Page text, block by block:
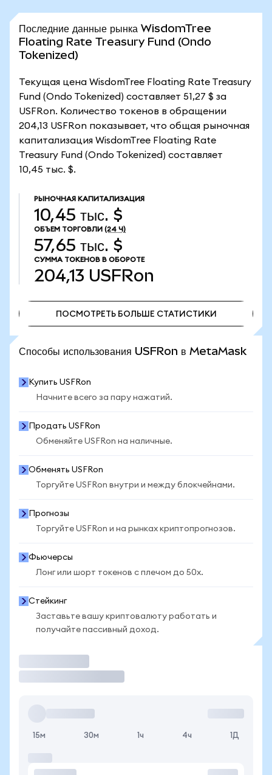
Последние данные рынка WisdomTree
Floating Rate Treasury Fund (Ondo
Tokenized)
Текущая цена WisdomTree Floating Rate Treasury
Fund (Ondo Tokenized) составляет 51,27 $ за
USFRon. Количество токенов в обращении
204,13 USFRon показывает, что общая рыночная
капитализация WisdomTree Floating Rate
Treasury Fund (Ondo Tokenized) составляет
10,45 тыс. $.
РЫНОЧНАЯ КАПИТАЛИЗАЦИЯ
10,45 тыс. $
ОБЪЕМ ТОРГОВЛИ (24 Ч)
57,65 тыс. $
СУММА ТОКЕНОВ В ОБОРОТЕ
204,13 USFRon
ПОСМОТРЕТЬ БОЛЬШЕ СТАТИСТИКИ
Способы использования USFRon в MetaMask
Купить USFRon
Начните всего за пару нажатий.
Продать USFRon
Обменяйте USFRon на наличные.
Обменять USFRon
Торгуйте USFRon внутри и между блокчейнами.
Прогнозы
Торгуйте USFRon и на рынках криптопрогнозов.
Фьючерсы
Лонг или шорт токенов с плечом до 50x.
Стейкинг
Заставьте вашу криптовалюту работать и
получайте пассивный доход.
15м 30м 1ч 4ч 1Д